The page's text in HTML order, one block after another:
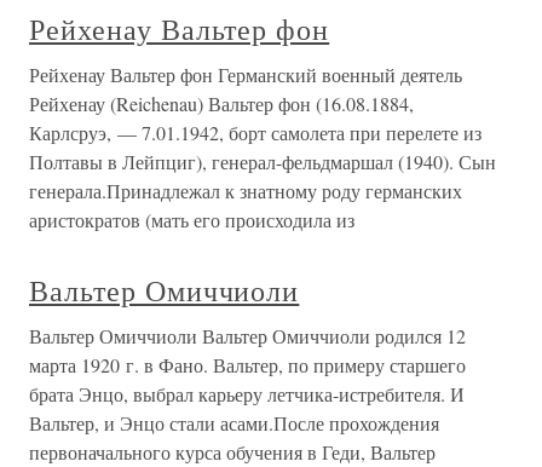
Рейхенау Вальтер фон
Рейхенау Вальтер фон Германский военный деятель
Рейхенау (Reichenau) Вальтер фон (16.08.1884,
Карлсруэ, — 7.01.1942, борт самолета при перелете из
Полтавы в Лейпциг), генерал-фельдмаршал (1940). Сын
генерала.Принадлежал к знатному роду германских
аристократов (мать его происходила из
Вальтер Омиччиоли
Вальтер Омиччиоли Вальтер Омиччиоли родился 12
марта 1920 г. в Фано. Вальтер, по примеру старшего
брата Энцо, выбрал карьеру летчика-истребителя. И
Вальтер, и Энцо стали асами.После прохождения
первоначального курса обучения в Геди, Вальтер